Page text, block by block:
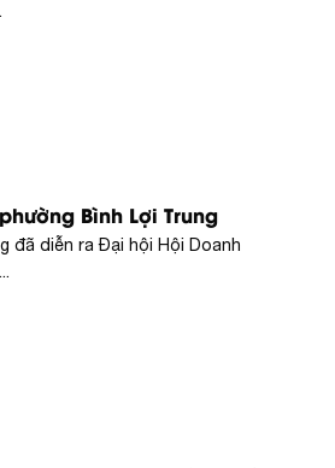
Bình Lợi Trung
đã diễn ra Đại hội Hội Doanh